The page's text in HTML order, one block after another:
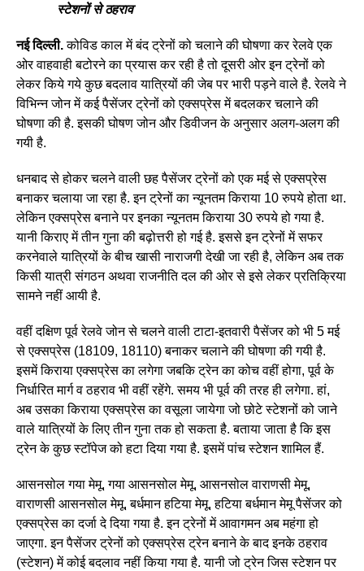
स्टेशनों से ठहराव
नई दिल्ली.कोविड काल में बंद ट्रेनों को चलाने की घोषणा कर रेलवे एक
ओर वाहवाही बटोरने का प्रयास कर रही है तो दूसरी ओर इन ट्रेनों को
लेकर किये गये कुछ बदलाव यात्रियों की जेब पर भारी पड़ने वाले है. रेलवे ने
विभिन्न जोन में कई पैसेंजर ट्रेनों को एक्सप्रेस में बदलकर चलाने की
घोषणा की है. इसकी घोषण जोन और डिवीजन के अनुसार अलग-अलग की
गयी है.
धनबाद से होकर चलने वाली छह पैसेंजर ट्रेनों को एक मई से एक्सप्रेस
बनाकर चलाया जा रहा है. इन ट्रेनों का न्यूनतम किराया 10 रुपये होता था.
लेकिन एक्सप्रेस बनाने पर इनका न्यूनतम किराया 30 रुपये हो गया है.
यानी किराए में तीन गुना की बढ़ोत्तरी हो गई है. इससे इन ट्रेनों में सफर
करनेवाले यात्रियों के बीच खासी नाराजगी देखी जा रही है, लेकिन अब तक
किसी यात्री संगठन अथवा राजनीति दल की ओर से इसे लेकर प्रतिक्रिया
सामने नहीं आयी है.
वहीं दक्षिण पूर्व रेलवे जोन से चलने वाली टाटा-इतवारी पैसेंजर को भी 5 मई
से एक्सप्रेस (18109, 18110) बनाकर चलाने की घोषणा की गयी है.
इसमें किराया एक्सप्रेस का लगेगा जबकि ट्रेन का कोच वहीं होगा, पूर्व के
निर्धारित मार्ग व ठहराव भी वहीं रहेंगे. समय भी पूर्व की तरह ही लगेगा. हां,
अब उसका किराया एक्सप्रेस का वसूला जायेगा जो छोटे स्टेशनों को जाने
वाले यात्रियों के लिए तीन गुना तक हो सकता है. बताया जाता है कि इस
ट्रेन के कुछ स्टॉपेज को हटा दिया गया है. इसमें पांच स्टेशन शामिल हैं.
आसनसोल गया मेमू, गया आसनसोल मेमू, आसनसोल वाराणसी मेमू,
वाराणसी आसनसोल मेमू, बर्धमान हटिया मेमू, हटिया बर्धमान मेमू पैसेंजर को
एक्सप्रेस का दर्जा दे दिया गया है. इन ट्रेनों में आवागमन अब महंगा हो
जाएगा. इन पैसेंजर ट्रेनों को एक्सप्रेस ट्रेन बनाने के बाद इनके ठहराव
(स्टेशन) में कोई बदलाव नहीं किया गया है. यानी जो ट्रेन जिस स्टेशन पर